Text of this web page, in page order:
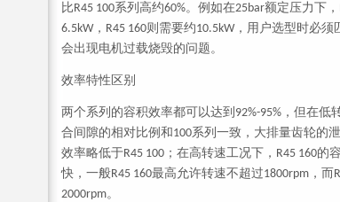
比R45 100系列高约60%。例如在25bar额定压力下，
6.5kW， R45 160则需要约10.5kW，用户选型时必须
会出现电机过载烧毁的问题。
效率特性区别
两个系列的容积效率都可以达到 92%-95% ，但在低
合间隙的相对比例和 100系列一致，大排量齿轮的
效率略低于R45 100 ；在高转速工况下， R45 160的
快，一般R45 160最高允许转速不超过1800rpm ，而
2000rpm。